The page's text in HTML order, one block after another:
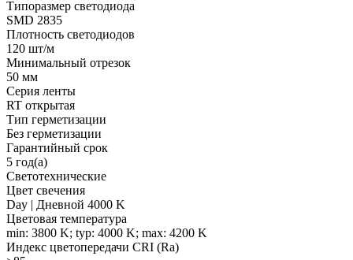
Типоразмер светодиода
SMD 2835
Плотность светодиодов
120 шт/м
Минимальный отрезок
50 мм
Серия ленты
RT открытая
Тип герметизации
Без герметизации
Гарантийный срок
5 год(а)
Светотехнические
Цвет свечения
Day | Дневной 4000 K
Цветовая температура
min: 3800 K; typ: 4000 K; max: 4200 K
Индекс цветопередачи CRI (Ra)